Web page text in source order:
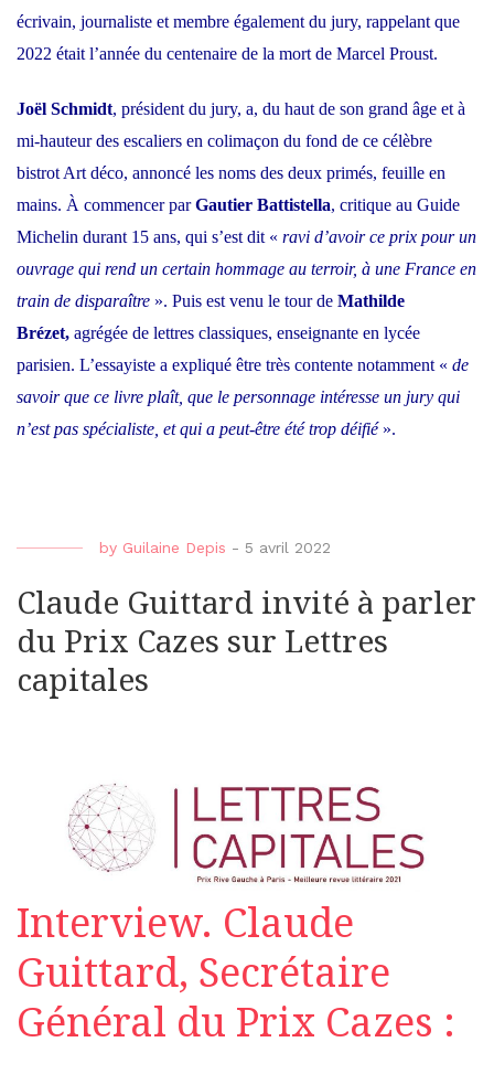
écrivain, journaliste et membre également du jury, rappelant que
2022 était l’année du centenaire de la mort de Marcel Proust.
Joël Schmidt, président du jury, a, du haut de son grand âge et à
mi-hauteur des escaliers en colimaçon du fond de ce célèbre
bistrot Art déco, annoncé les noms des deux primés, feuille en
mains. À commencer parGautier Battistella, critique au Guide
Michelin durant 15 ans, qui s’est dit « ravi d’avoir ce prix pour un
ouvrage qui rend un certain hommage au terroir, à une France en
train de disparaître ». Puis est venu le tour de Mathilde
Brézet, agrégée de lettres classiques, enseignante en lycée
parisien. L’essayiste a expliqué être très contente notamment « de
savoir que ce livre plaît, que le personnage intéresse un jury qui
n’est pas spécialiste, et qui a peut-être été trop déifié ».
by Guilaine Depis - 5 avril 2022
Claude Guittard invité à parler
du Prix Cazes sur Lettres
capitales
Interview. Claude
Guittard, Secrétaire
Général du Prix Cazes :